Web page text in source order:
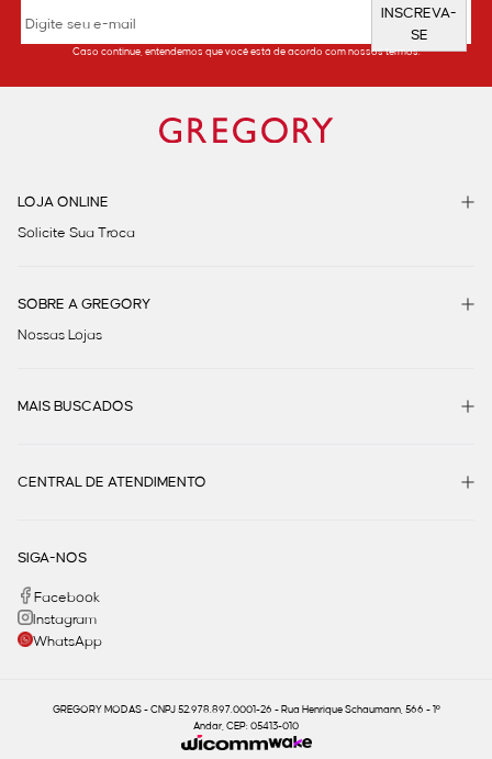
INSCREVA-
SE
Caso continue, entendemos que você está de acordo com nossos termos.
LOJA ONLINE
Solicite Sua Troca
SOBRE A GREGORY
Nossas Lojas
MAIS BUSCADOS
CENTRAL DE ATENDIMENTO
SIGA-NOS
Facebook
Instagram
WhatsApp
GREGORY MODAS - CNPJ 52.978.897.0001-26 - Rua Henrique Schaumann, 566 - 1º
Andar, CEP: 05413-010